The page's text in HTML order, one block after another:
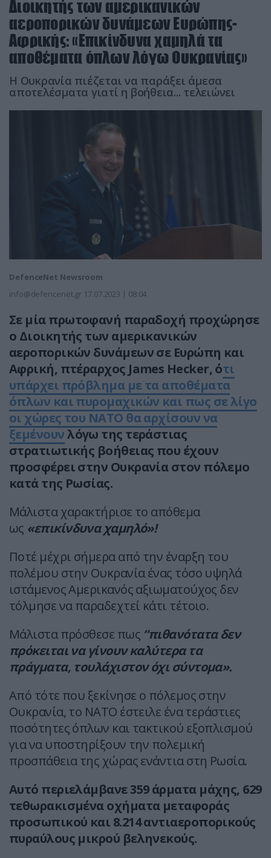
Διοικητής των αμερικανικών
αεροπορικών δυνάμεων Ευρώπης-
Αφρικής: «Επικίνδυνα χαμηλά τα
αποθέματα όπλων λόγω Ουκρανίας»
Η Ουκρανία πιέζεται να παράξει άμεσα
αποτελέσματα γιατί η βοήθεια... τελειώνει
DefenceNet Newsroom
info@defencenet.gr 17.07.2023 | 08:04
Σε μία πρωτοφανή παραδοχή προχώρησε
ο Διοικητής των αμερικανικών
αεροπορικών δυνάμεων σε Ευρώπη και
Αφρική, πτέραρχος James Hecker, ότι
υπάρχει πρόβλημα με τα αποθέματα
όπλων και πυρομαχικών και πως σε λίγο
οι χώρες του ΝΑΤΟ θα αρχίσουν να
ξεμένουνλόγω της τεράστιας
στρατιωτικής βοήθειας που έχουν
προσφέρει στην Ουκρανία στον πόλεμο
κατά της Ρωσίας.
Μάλιστα χαρακτήρισε το απόθεμα
ως «επικίνδυνα χαμηλό»!
Ποτέ μέχρι σήμερα από την έναρξη του
πολέμου στην Ουκρανία ένας τόσο υψηλά
ιστάμενος Αμερικανός αξιωματούχος δεν
τόλμησε να παραδεχτεί κάτι τέτοιο.
Μάλιστα πρόσθεσε πως “πιθανότατα δεν
πρόκειται να γίνουν καλύτερα τα
πράγματα, τουλάχιστον όχι σύντομα».
Από τότε που ξεκίνησε ο πόλεμος στην
Ουκρανία, το ΝΑΤΟ έστειλε ένα τεράστιες
ποσότητες όπλων και τακτικού εξοπλισμού
για να υποστηρίξουν την πολεμική
προσπάθεια της χώρας ενάντια στη Ρωσία.
Αυτό περιελάμβανε 359 άρματα μάχης, 629
τεθωρακισμένα οχήματα μεταφοράς
προσωπικού και 8.214 αντιαεροπορικούς
πυραύλους μικρού βεληνεκούς.